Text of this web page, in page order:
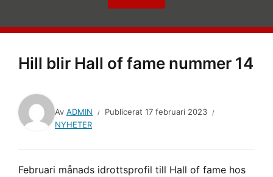
Hill blir Hall of fame nummer 14
Av ADMIN Publicerat 17 februari 2023
NYHETER
Februari månads idrottsprofil till Hall of fame hos